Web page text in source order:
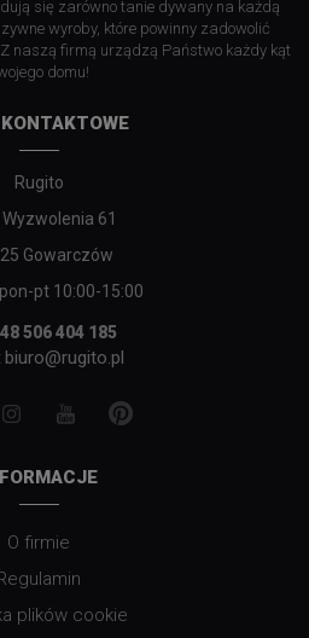
się zarówno tanie dywany na każdą
wyroby, które powinny zadowolić
naszą firmą urządzą Państwo każdy kąt
domu!
Rugito
61
Gowarczów
pt 10:00-15:00
506 404 185
biuro@rugito.pl
O firmie
plików cookie